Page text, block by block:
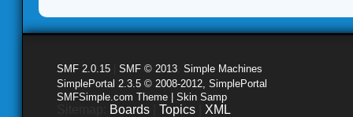
SMF 2.0.15 SMF © 2013 Simple Machines
SimplePortal 2.3.5 © 2008-2012, SimplePortal
SMFSimple.com Theme | Skin Samp
Boards Topics XML